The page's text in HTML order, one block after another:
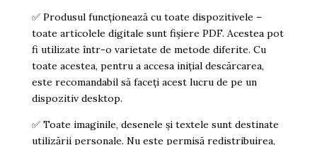
✅Produsul funcționează cu toate dispozitivele –
toate articolele digitale sunt fișiere PDF. Acestea pot
fi utilizate într-o varietate de metode diferite. Cu
toate acestea, pentru a accesa inițial descărcarea,
este recomandabil să faceți acest lucru de pe un
dispozitiv desktop.
✅Toate imaginile, desenele și textele sunt destinate
utilizării personale. Nu este permisă redistribuirea,